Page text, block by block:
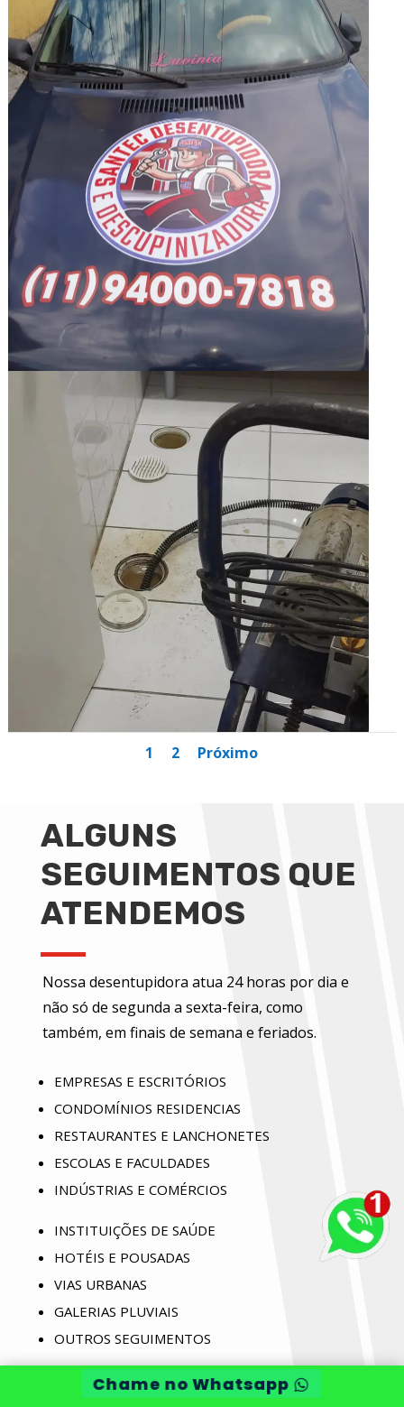
1 2 Próximo
ALGUNS
SEGUIMENTOS QUE
ATENDEMOS
Nossa desentupidora atua 24 horas por dia e
não só de segunda a sexta-feira, como
também, em finais de semana e feriados.
EMPRESAS E ESCRITÓRIOS
CONDOMÍNIOS RESIDENCIAS
RESTAURANTES E LANCHONETES
ESCOLAS E FACULDADES
INDÚSTRIAS E COMÉRCIOS
INSTITUIÇÕES DE SAÚDE
HOTÉIS E POUSADAS
VIAS URBANAS
GALERIAS PLUVIAIS
OUTROS SEGUIMENTOS
Chame no Whatsapp